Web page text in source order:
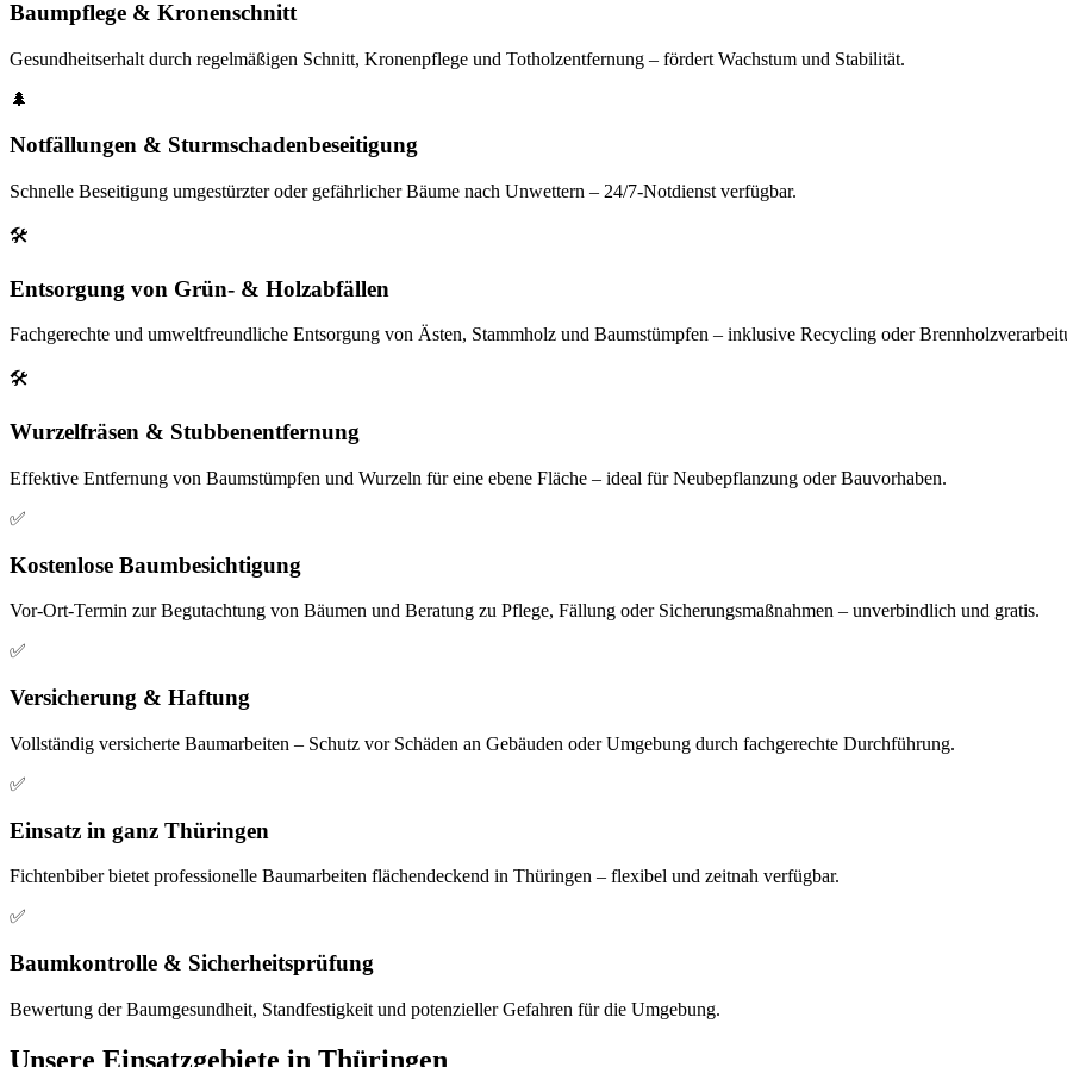
Baumpflege & Kronenschnitt
Gesundheitserhalt durch regelmäßigen Schnitt, Kronenpflege und Totholzentfernung – fördert Wachstum und Stabilität.
🌲
Notfällungen & Sturmschadenbeseitigung
Schnelle Beseitigung umgestürzter oder gefährlicher Bäume nach Unwettern – 24/7-Notdienst verfügbar.
🛠️
Entsorgung von Grün- & Holzabfällen
Fachgerechte und umweltfreundliche Entsorgung von Ästen, Stammholz und Baumstümpfen – inklusive Recycling oder
🛠️
Wurzelfräsen & Stubbenentfernung
Effektive Entfernung von Baumstümpfen und Wurzeln für eine ebene Fläche – ideal für Neubepflanzung oder Bauvorhaben.
✅️
Kostenlose Baumbesichtigung
Vor-Ort-Termin zur Begutachtung von Bäumen und Beratung zu Pflege, Fällung oder Sicherungsmaßnahmen – unverbindlich und gratis.
✅
Versicherung & Haftung
Vollständig versicherte Baumarbeiten – Schutz vor Schäden an Gebäuden oder Umgebung durch fachgerechte Durchführung.
✅
Einsatz in ganz Thüringen
Fichtenbiber bietet professionelle Baumarbeiten flächendeckend in Thüringen – flexibel und zeitnah verfügbar.
✅
Baumkontrolle & Sicherheitsprüfung
Bewertung der Baumgesundheit, Standfestigkeit und potenzieller Gefahren für die Umgebung.
Unsere Einsatzgebiete in Thüringen